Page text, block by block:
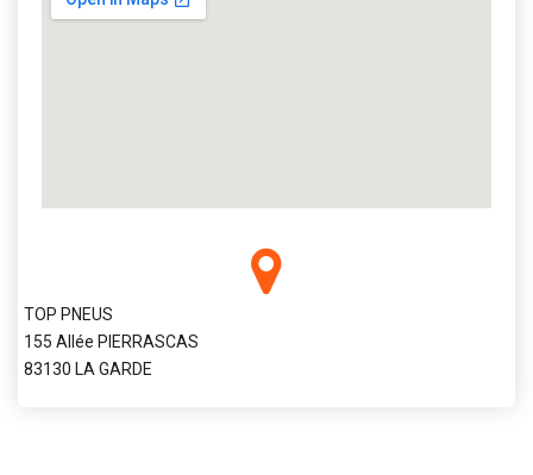
TOP PNEUS
155 Allée PIERRASCAS
83130 LA GARDE